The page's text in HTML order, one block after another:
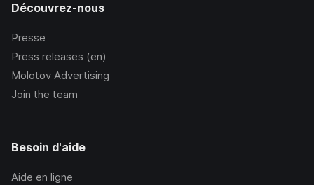
Découvrez-nous
Presse
Press releases (en)
Molotov Advertising
Join the team
Besoin d'aide
Aide en ligne